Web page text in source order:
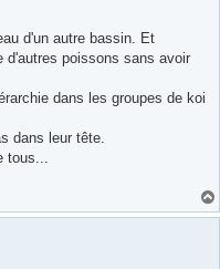
d'un autre bassin. Et
d'autres poissons sans avoir
dans les groupes de koi
dans leur tête.